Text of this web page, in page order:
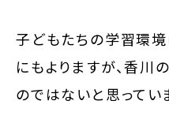
子どもたちの学習環
にもよりますが、香川
のではないと思ってい